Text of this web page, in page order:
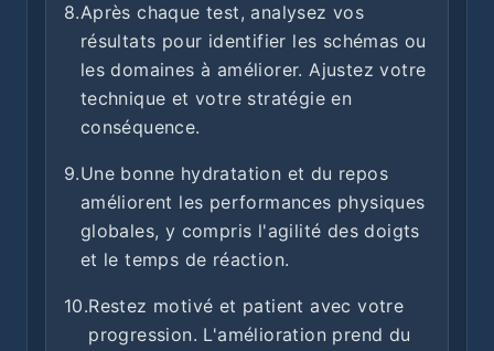
8.Après chaque test, analysez vos
résultats pour identifier les schémas ou
les domaines à améliorer. Ajustez votre
technique et votre stratégie en
conséquence.
9.Une bonne hydratation et du repos
améliorent les performances physiques
globales, y compris l'agilité des doigts
et le temps de réaction.
10.Restez motivé et patient avec votre
progression. L'amélioration prend du